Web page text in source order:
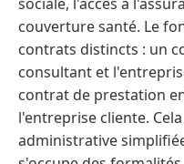
couverture santé. Le
contrats distincts : un
consultant et
contrat de prestation
l'entreprise cliente.
administrative